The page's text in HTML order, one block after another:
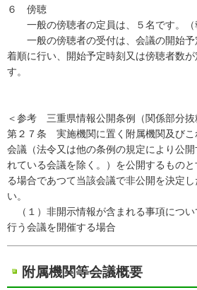
６ 傍聴
一般の傍聴者の定員は、５名です。（
一般の傍聴者の受付は、会議の開始予
着順に行い、開始予定時刻又は傍聴者数
す。
＜参考 三重県情報公開条例（関係部分抜
第２７条 実施機関に置く附属機関及びこ
会議（法令又は他の条例の規定により公
れている会議を除く。）を公開するもの
る場合であつて当該会議で非公開を決定
い。
（１）非開示情報が含まれる事項につ
行う会議を開催する場合
附属機関等会議概要